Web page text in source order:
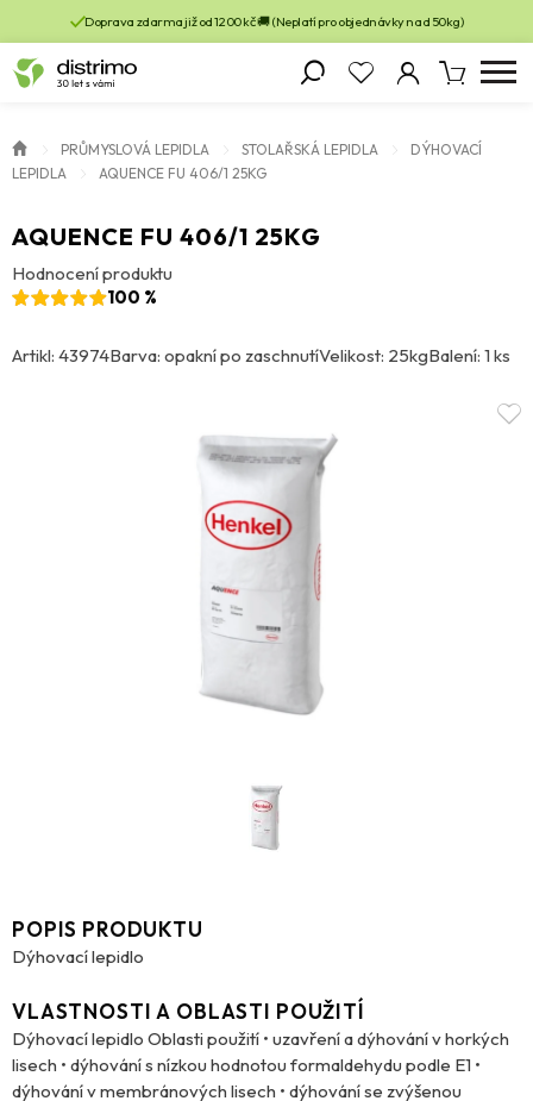
Doprava zdarma již od 1200 kč 🚚 (Neplatí pro objednávky nad 50kg)
PRŮMYSLOVÁ LEPIDLA STOLAŘSKÁ LEPIDLA
DÝHOVACÍ
LEPIDLA
AQUENCE FU 406/1 25KG
AQUENCE FU 406/1 25KG
Hodnocení produktu
100 %
Artikl: 43974Barva: opakní po zaschnutíVelikost: 25kgBalení: 1 ks
POPIS PRODUKTU
Dýhovací lepidlo
VLASTNOSTI A OBLASTI POUŽITÍ
Dýhovací lepidlo Oblasti použití • uzavření a dýhování v horkých
lisech • dýhování s nízkou hodnotou formaldehydu podle E1 •
dýhování v membránových lisech • dýhování se zvýšenou